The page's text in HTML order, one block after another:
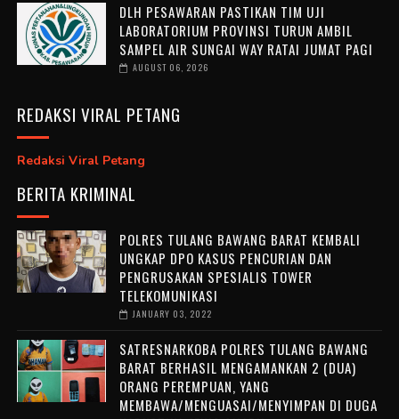
DLH PESAWARAN PASTIKAN TIM UJI
LABORATORIUM PROVINSI TURUN AMBIL
SAMPEL AIR SUNGAI WAY RATAI JUMAT PAGI
AUGUST 06, 2026
REDAKSI VIRAL PETANG
Redaksi Viral Petang
BERITA KRIMINAL
POLRES TULANG BAWANG BARAT KEMBALI
UNGKAP DPO KASUS PENCURIAN DAN
PENGRUSAKAN SPESIALIS TOWER
TELEKOMUNIKASI
JANUARY 03, 2022
SATRESNARKOBA POLRES TULANG BAWANG
BARAT BERHASIL MENGAMANKAN 2 (DUA)
ORANG PEREMPUAN, YANG
MEMBAWA/MENGUASAI/MENYIMPAN DI DUGA